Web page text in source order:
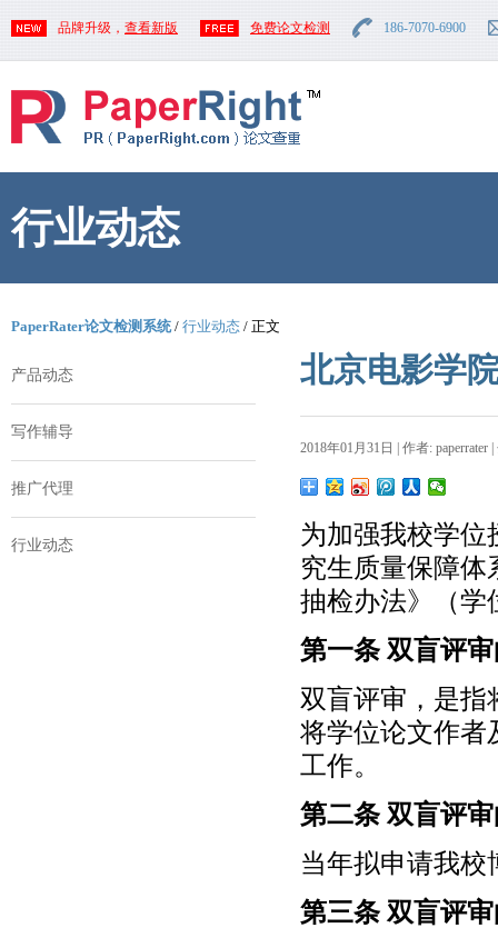
品牌升级， 查看新版 免费论文检测 186-7070-6900
行业动态
PaperRater论文检测系统/ 行业动态 / 正文
产品动态
写作辅导
推广代理
行业动态
北京电影学
2018年01月31日 | 作者: paperrater
为加强我校学
究生质量保障
抽检办法》（学
第一条 双盲评
双盲评审，是指
将学位论文作者
工作。
第二条 双盲评
当年拟申请我校
第三条 双盲评